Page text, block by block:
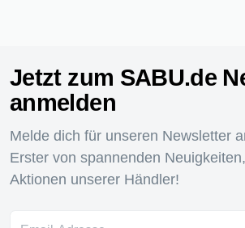
Jetzt zum SABU.de
anmelden
Melde dich für unseren Newsletter
Erster von spannenden
Aktionen unserer Händler!